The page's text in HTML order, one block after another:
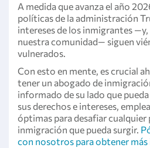
A medida que avanza el año
políticas de la administración
intereses de los inmigrantes
nuestra comunidad— siguen
vulnerados.
Con esto en mente, es crucial
tener un abogado de
informado de su lado que
sus derechos e intereses,
óptimas para desafiar cualquier
inmigración que pueda surgir.
con nosotros para obtener